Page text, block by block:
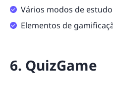
Vários modos de estudo
Elementos de
6. QuizGame